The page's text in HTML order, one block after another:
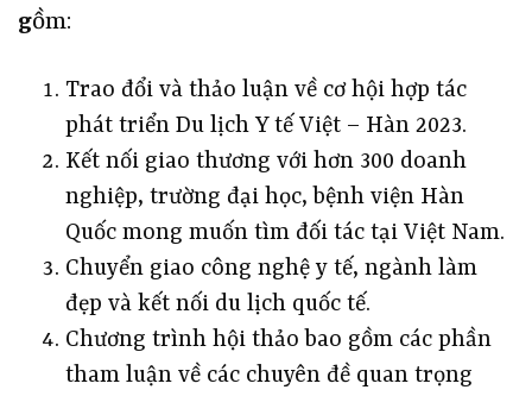
gồm:
Trao đổi và thảo luận về cơ hội hợp tác
phát triển Du lịch Y tế Việt – Hàn 2023.
Kết nối giao thương với hơn 300 doanh
nghiệp, trường đại học, bệnh viện Hàn
Quốc mong muốn tìm đối tác tại Việt Nam.
Chuyển giao công nghệ y tế, ngành làm
đẹp và kết nối du lịch quốc tế.
Chương trình hội thảo bao gồm các phần
tham luận về các chuyên đề quan trọng